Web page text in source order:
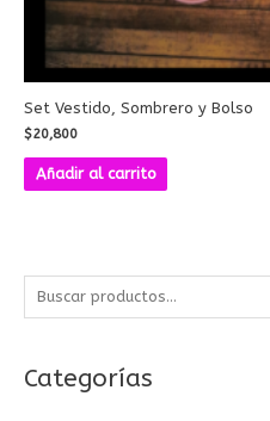
u
cCategorías
Set Vestido, Sombrero y Bolso
$20,800
Añadir al carrito